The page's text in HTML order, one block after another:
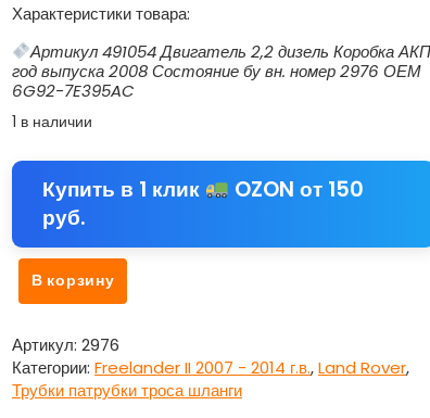
Характеристики товара:
Артикул 491054 Двигатель 2,2 дизель Коробка
год выпуска 2008 Состояние бу вн. номер 2976 ОЕМ
6G92-7E395AC
1 в наличии
Купить в 1 клик
OZON от 150
руб.
Количество
товара
переключения
АКПП
для
Ленд
В корзину
Артикул: 2976
Категории: Freelander II 2007 - 2014 г.в.,Land Rover,
Трубки патрубки троса шланги